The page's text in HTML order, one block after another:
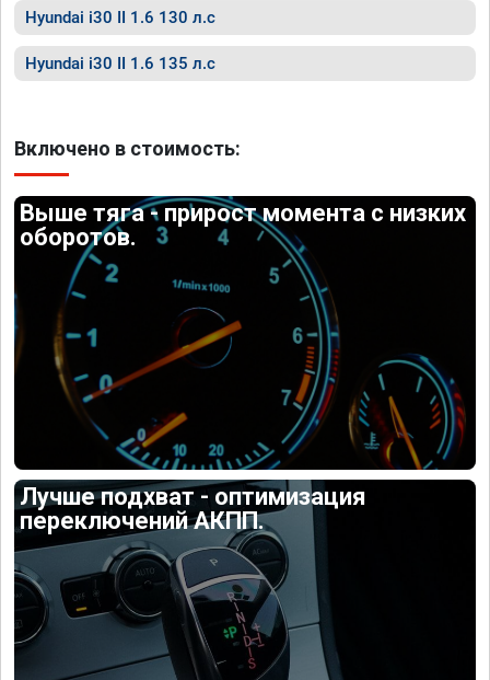
Hyundai i30 II 1.6 130 л.с
Hyundai i30 II 1.6 135 л.с
Включено в стоимость:
Выше тяга - прирост момента с низких
оборотов.
Лучше подхват - оптимизация
переключений АКПП.